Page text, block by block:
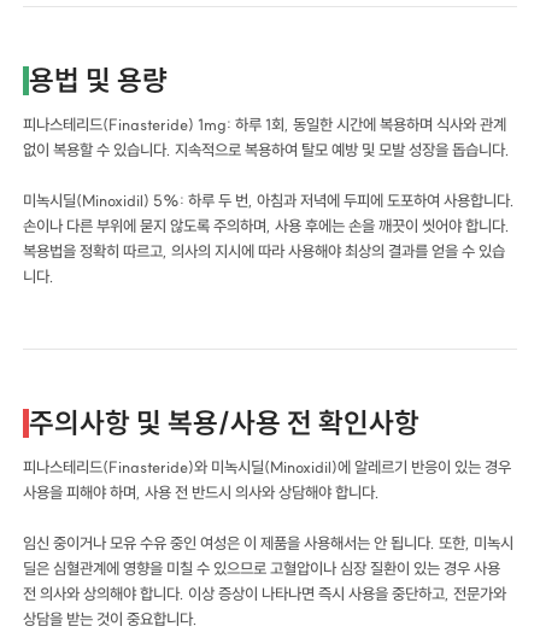
용법 및 용량
피나스테리드(Finasteride) 1mg: 하루 1회, 동일한 시간에 복용하며 식사와 관계
없이 복용할 수 있습니다. 지속적으로 복용하여 탈모 예방 및 모발 성장을 돕습니다.
미녹시딜(Minoxidil) 5%: 하루 두 번, 아침과 저녁에 두피에 도포하여 사용합니다.
손이나 다른 부위에 묻지 않도록 주의하며, 사용 후에는 손을 깨끗이 씻어야 합니다.
복용법을 정확히 따르고, 의사의 지시에 따라 사용해야 최상의 결과를 얻을 수 있습
니다.
주의사항 및 복용/사용 전 확인사항
피나스테리드(Finasteride)와 미녹시딜(Minoxidil)에 알레르기 반응이 있는 경우
사용을 피해야 하며, 사용 전 반드시 의사와 상담해야 합니다.
임신 중이거나 모유 수유 중인 여성은 이 제품을 사용해서는 안 됩니다. 또한, 미녹시
딜은 심혈관계에 영향을 미칠 수 있으므로 고혈압이나 심장 질환이 있는 경우 사용
전 의사와 상의해야 합니다. 이상 증상이 나타나면 즉시 사용을 중단하고, 전문가와
상담을 받는 것이 중요합니다.